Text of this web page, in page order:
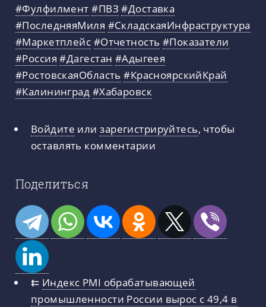
#Фулфилмент #ПВЗ #Доставка
#ПоследняяМиля #СкладскаяИнфраструктура
#Маркетплейс #Отчетность #Показатели
#Россия #Дагестан #Адыгеея
#РостовскаяОбласть #КрасноярскийКрай
#Калининград #Хабаровск
Войдите илизарегистрируйтесь, чтобы
оставлять комментарии
Поделиться
⇇ Индекс PMI обрабатывающей
промышленности России вырос с 49,4 в